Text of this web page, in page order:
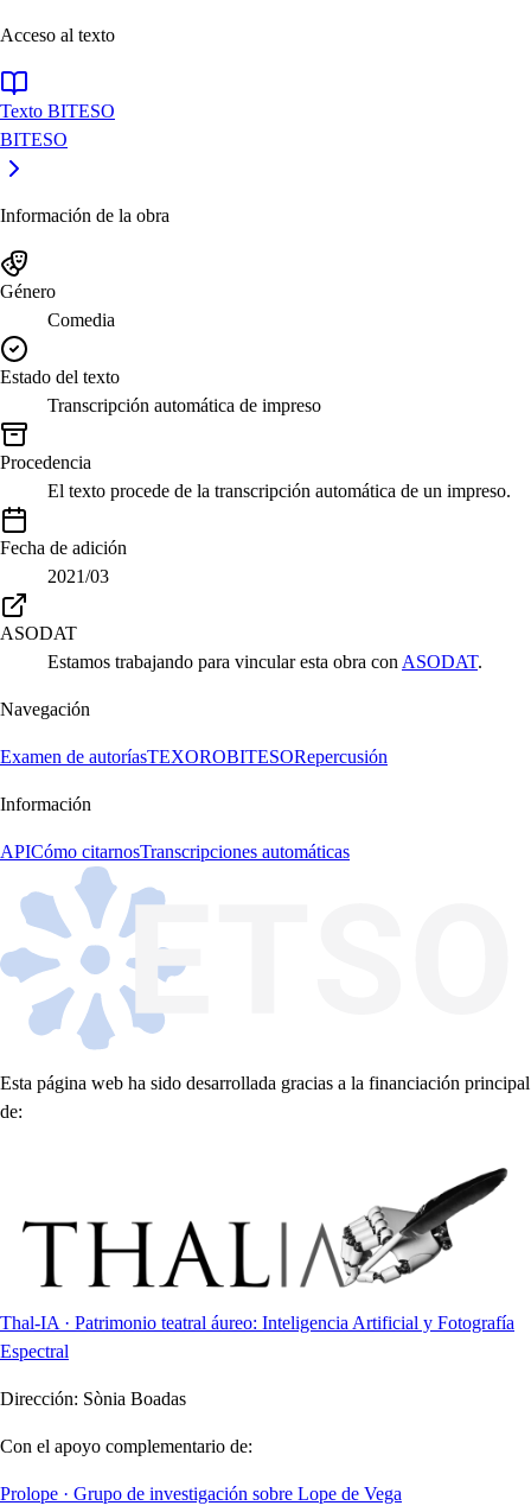
Acceso al texto
Texto BITESO
BITESO
Información de la obra
Género
Comedia
Estado del texto
Transcripción automática de impreso
Procedencia
El texto procede de la transcripción automática de un impreso.
Fecha de adición
2021/03
ASODAT
Estamos trabajando para vincular esta obra con ASODAT.
Navegación
Examen de autoríasTEXOROBITESORepercusión
Información
APICómo citarnosTranscripciones automáticas
Esta página web ha sido desarrollada gracias a la financiación principal
de:
Thal-IA · Patrimonio teatral áureo: Inteligencia Artificial y Fotografía
Espectral
Dirección: Sònia Boadas
Con el apoyo complementario de:
Prolope · Grupo de investigación sobre Lope de Vega